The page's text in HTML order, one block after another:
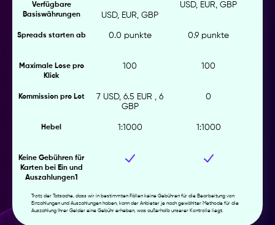
Verfügbare
Basiswährungen
USD, EUR, GBP
USD, EUR, GBP
Spreads starten ab 0.0 punkte 0.9 punkte
Maximale Lose pro
Klick
100 100
Kommission pro Lot
7 USD, 6.5 EUR , 6
GBP
0
Hebel 1:1000 1:1000
Keine Gebühren für
Karten bei Ein und
Auszahlungen1
Trotz der Tatsache, dass wir in bestimmten Fällen keine Gebühren für die Bearbeitung von
Einzahlungen und Auszahlungen haben, kann der Anbieter je nach gewählter Methode für die
Auszahlung Ihrer Gelder eine Gebühr erheben, was außerhalb unserer Kontrolle liegt.